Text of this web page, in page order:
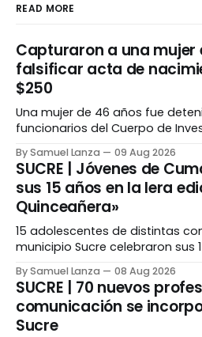
READ MORE
Capturaron a una mujer
falsificar acta de
$250
Una mujer de 46 años fue
funcionarios del Cuerpo de
falsificar un acta de nacimiento
filiación paterna de un menor a
La detenida fue identificada
By Samuel Lanza 09 Aug 2026
SUCRE | Jóvenes de
sus 15 años en la lera
Quinceañera»
15 adolescentes de distintas
municipio Sucre celebraron sus
social realizada en Cumaná
especial junto a sus familiares. La actividad fue
organizada por la Fundación
Eminencia, en conjunto con
By Samuel Lanza 08 Aug 2026
SUCRE | 70 nuevos
comunicación se
Sucre